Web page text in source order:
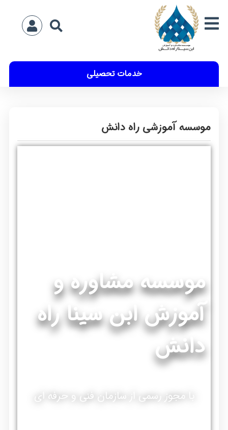
خدمات تحصیلی
موسسه آموزشی راه دانش
موسسه مشاوره و
آموزش ابن سینا راه
دانش
با مجوز رسمی از سازمان فنی و حرفه ای